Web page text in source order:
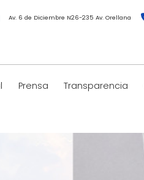
Av. 6 de Diciembre N26-235 Av. Orellana
Prensa Transparencia